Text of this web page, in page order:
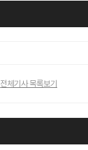
전체기사 목록보기